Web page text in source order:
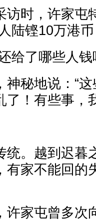
时，许家屯
陆铿10万港
给了哪些人钱
秘地说：“
！有些事，
统。越到迟暮
有家不能回的
许家屯曾多次